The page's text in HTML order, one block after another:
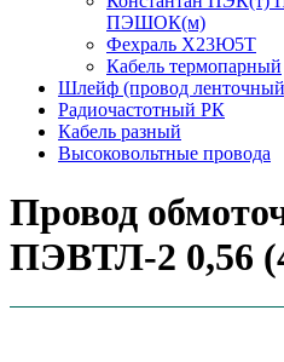
ПЭШОК(м)
Фехраль Х23Ю5Т
Кабель термопарный
Шлейф (провод
Радиочастотный РК
Кабель разный
Высоковольтные провода
Провод
ПЭВТЛ-2 0,56